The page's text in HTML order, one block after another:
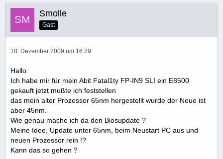
Smolle
Gast
18. Dezember 2009 um 16:29
Hallo
Ich habe mir für mein Abit Fatal1ty FP-IN9 SLI ein E8500
gekauft jetzt mußte ich feststellen
das mein alter Prozessor 65nm hergestellt wurde der Neue ist
aber 45nm.
Wie genau mache ich da den Biosupdate ?
Meine Idee, Update unter 65nm, beim Neustart PC aus und
neuen Prozessor rein !?
Kann das so gehen ?